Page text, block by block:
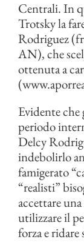
Centrali. In
Trotsky la
Rodriguez
AN), che
ottenuta a
Evidente
periodo
Delcy
indebolirlo
famigerato
“realisti”
accettare
utilizzare il
forza e ridare